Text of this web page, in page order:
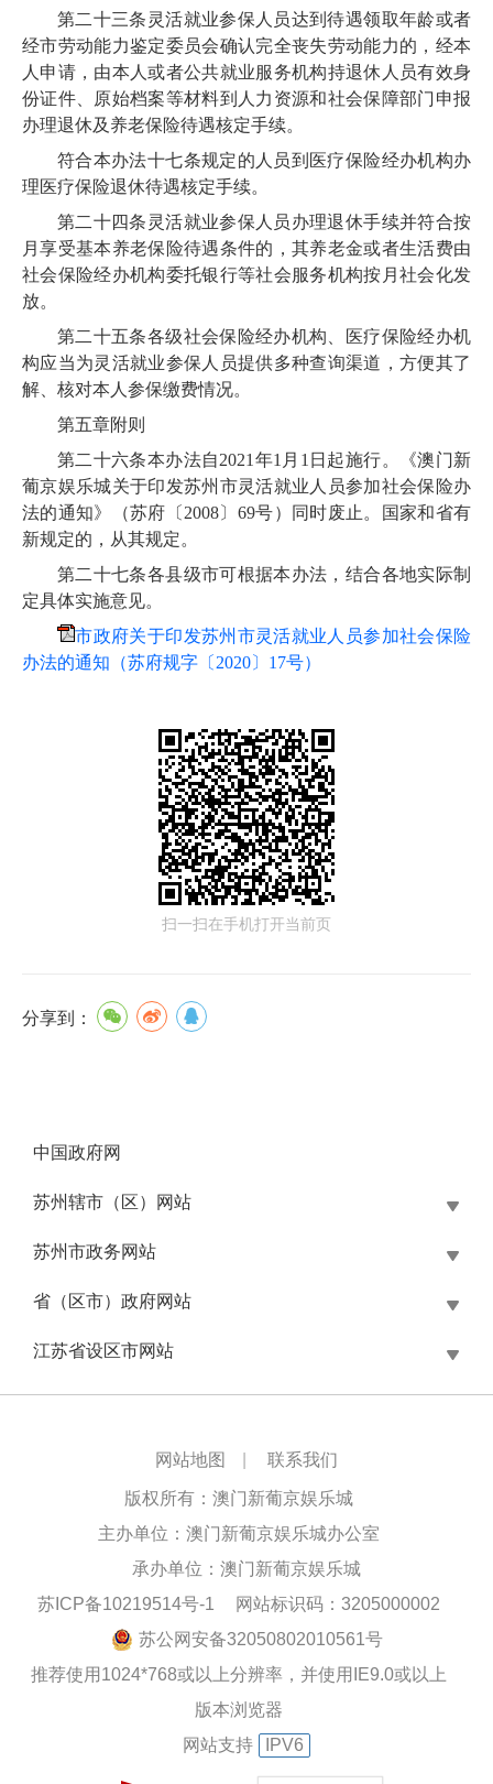
第二十三条 灵活就业参保人 员达到待遇领取年龄或者
经市劳动能力鉴定委员会确认完全丧失劳动能力的，经本
人申请，由本人或者公共就业服务机构持退休人员有效身
份证件、原始档案等材料到人力资源和社会保障部门申报
办理退休及养老保险待遇核定手续。
符合本办法十七条规定的人员到医疗保险经办机构办
理医疗保险退休待遇核定手续。
第二十四条 灵活就业参保人员办理退休手续并符合按
月享受基本养老保险待遇条件的，其养老金或者生活费由
社会保险经办机构委托银行等社会服务机构按月社会化发
放。
第二十五条各级社会保险经办机构、医疗保险经办机
构应当为灵活就业参保人员提供多种查询渠道，方便其了
解、核对本人参保缴费情况。
第五章附则
第二十六条本办法自2021年1月1日起施行。《澳门新
葡京娱乐城关于印发苏州市灵活就业人员参加社会保险办
法的通知》（苏府〔2008〕 69号）同时废止。国家和省有
新规定的，从其规定。
第二十七条各县级市可根据本办法，结合各地实际制
定具体实施意见。
市政府关于印发苏州市灵活就业人员参加社会保险
办法的通知（苏府规字〔2020〕17号）
扫一扫在手机打开当前页
分享到：
中国政府网
苏州辖市（区）网站
苏州市政务网站
省（区市）政府网站
江苏省设区市网站
网站地图 联系我们
版权所有：澳门新葡京娱乐城
主办单位：澳门新葡京娱乐城办公室
承办单位：澳门新葡京娱乐城
苏ICP备10219514号-1
网站标识码：3205000002
苏公网安备32050802010561号
推荐使用1024*768或以上分辨率，并使用IE9.0或以上
版本浏览器
网站支持
IPV6